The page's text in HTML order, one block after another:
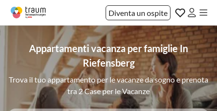
Diventa un ospite
Appartamenti vacanza per famiglie In
Riefensberg
Trova il tuo appartamento per le vacanze da sogno e prenota
tra 2 Case per le Vacanze